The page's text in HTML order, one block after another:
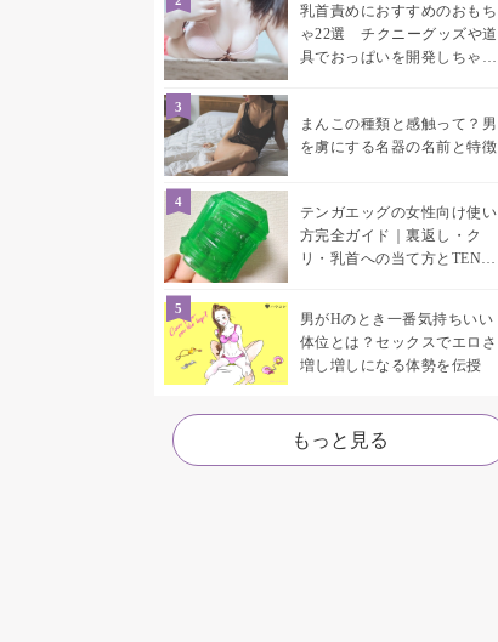
乳首責めにおすすめのおもち
ゃ22選 チクニーグッズや道
具でおっぱいを開発しちゃお
まんこの種類と感触って？男
を虜にする名器の名前と特徴
テンガエッグの女性向け使い
方完全ガイド｜裏返し・ク
リ・乳首への当て方とTENGA
男がHのとき一番気持ちいい
体位とは？セックスでエロさ
増し増しになる体勢を伝授
もっと見る